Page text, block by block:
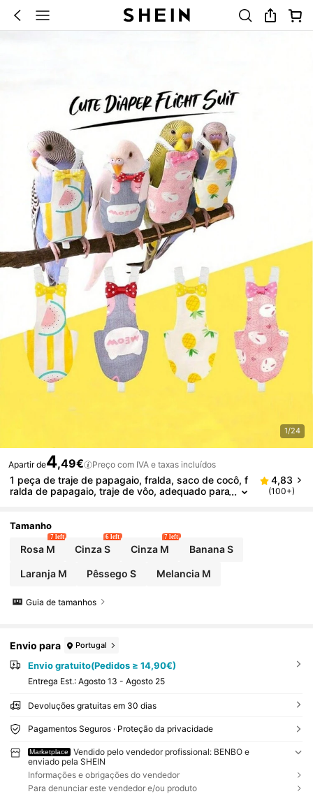
1/24
Apartir de4,49€ Preço com IVA e taxas incluídos
1 peça de traje de papagaio, fralda, saco de cocô, f
ralda de papagaio, traje de vôo, adequado para
aco de cocô de terno de pássaro
4,83
(100+)
Tamanho
Rosa M
7 left
Cinza S
6 left
Cinza M
7 left
Banana S
Laranja M Pêssego S Melancia M
Guia de tamanhos
Envio para Portugal
Envio gratuito(Pedidos ≥ 14,90€)
Entrega Est.: Agosto 13 - Agosto 25
Devoluções gratuitas em 30 dias
Pagamentos Seguros · Proteção da privacidade
Marketplace
Vendido pelo vendedor profissional: BENBO e
enviado pela SHEIN
Informações e obrigações do vendedor
Para denunciar este vendedor e/ou produto